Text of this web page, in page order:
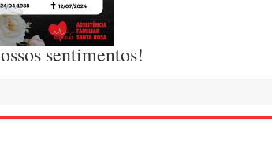
sentimentos!